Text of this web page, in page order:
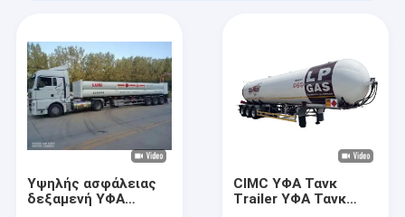
Υψηλής ασφάλειας
δεξαμενή ΥΦΑ
CIMC ΥΦΑ Τανκ
Trailer ΥΦΑ Τανκ